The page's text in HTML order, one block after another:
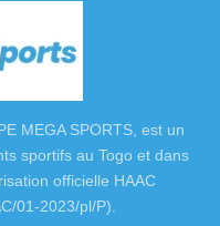
MEGA SPORTS, est un
sportifs au Togo et dans
officielle HAAC
01-2023/pl/P).